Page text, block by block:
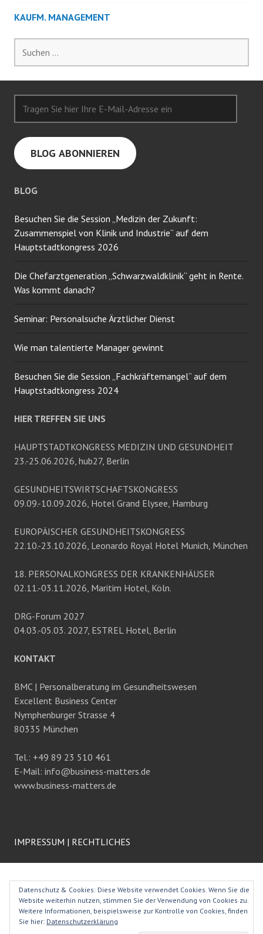
KAUFM. MANAGEMENT
nach:
Ihre
E-
Mail-
Adresse
BLOG ABONNIEREN
BLOG
Besuchen Sie die Session „Medizin der Zukunft:
Zusammenspiel von Klinik und Industrie“ auf dem
Hauptstadtkongress 2026
Die Chefarztgeneration „Schwarzwaldklinik“ geht in Rente.
Was kommt danach?
Seminar: Personalsuche Ärztlicher Dienst
Wie man talentierte Manager gewinnt
Besuchen Sie die Session „Fachkräftemangel“ auf dem
Hauptstadtkongress 2024
HIER TREFFEN SIE UNS
HAUPTSTADTKONGRESS MEDIZIN UND GESUNDHEIT
23.-25.06.2026, hub27, Berlin
GESUNDHEITSWIRTSCHAFTSKONGRESS
09.09.-10.09.2026, Hotel Grand Elysee, Hamburg
EUROPÄISCHER GESUNDHEITSKONGRESS
22.10.-23.10.2026, Leonardo Royal Hotel Munich, München
18. PERSONALKONGRESS DER KRANKENHÄUSER
02.11.-03.11.2026, Maritim Hotel, Köln.
DRG-Forum 2027
04.03.-05.03. 2027, ESTREL Hotel, Berlin
KONTAKT
BMC | Personalberatung im Gesundheitswesen
Excellent Business Center
Nymphenburger Strasse 4
80335 München
Tel.: +49 89 23 510 461
E-Mail: info@business-matters.de
www.business-matters.de
IMPRESSUM | RECHTLICHES
HOME WIR ÜBER UNS ANDERE ÜBER UNS
Datenschutz & Cookies: Diese Website verwendet Cookies. Wenn Sie die
Website weiterhin nutzen, stimmen Sie der Verwendung von Cookies zu.
Weitere Informationen, beispielsweise zur Kontrolle von Cookies, finden
Sie hier: Datenschutzerklärung